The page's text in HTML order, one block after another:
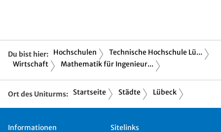
Du bist hier: Hochschulen
Technische Hochschule Lü...
Wirtschaft
Mathematik für Ingenieur...
Ort des Uniturms: Startseite Städte Lübeck
Informationen
Sitelinks